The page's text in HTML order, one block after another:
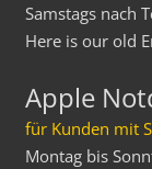
Samstags nach
Here is our old
Apple
für Kunden mit
Montag bis